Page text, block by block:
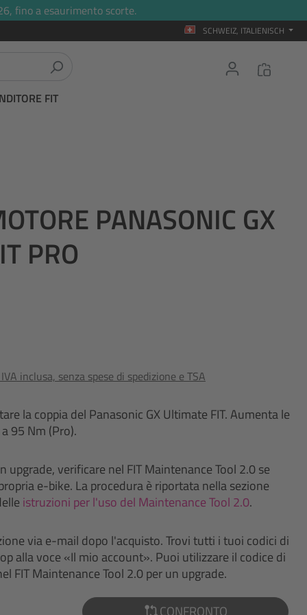
fino a esaurimento scorte.
SCHWEIZ, ITALIENISCH
FIT
PANASONIC GX
PRO
inclusa, senza spese di spedizione e TSA
la coppia del Panasonic GX Ultimate FIT. Aumenta le
95 Nm (Pro).
upgrade, verificare nel FIT Maintenance Tool 2.0 se
e-bike. La procedura è riportata nella sezione
istruzioni per l'uso del Maintenance Tool 2.0.
via e-mail dopo l'acquisto. Trovi tutti i tuoi codici di
alla voce «Il mio account». Puoi utilizzare il codice di
FIT Maintenance Tool 2.0 per un upgrade.
CONFRONTO